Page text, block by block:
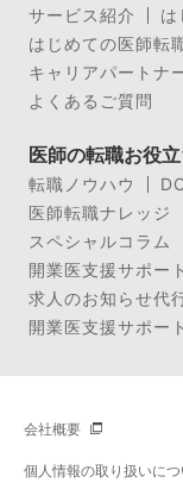
サービス紹介
は
はじめての医師転
キャリアパートナ
よくあるご質問
医師の転職お役
転職ノウハウ
医師転職ナレッジ
スペシャルコラム
開業医支援サポート
求人のお知らせ代
開業医支援サポー
会社概要
個人情報の取り扱いにつ